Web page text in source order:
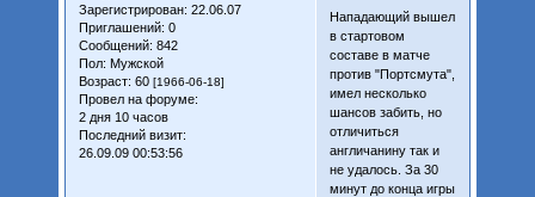
Зарегистрирован: 22.06.07
Приглашений: 0
Сообщений: 842
Пол: Мужской
Возраст: 60 [1966-06-18]
Провел на форуме:
2 дня 10 часов
Последний визит:
26.09.09 00:53:56
Нападающий вышел
в стартовом
составе в матче
против "Портсмута",
имел несколько
шансов забить, но
отличиться
англичанину так и
не удалось. За 30
минут до конца игры